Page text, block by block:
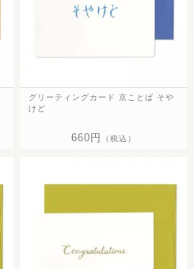
グリーティングカード 京ことば そや
けど
660円 （税込）